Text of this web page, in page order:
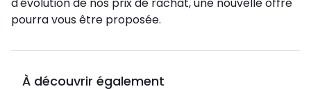
d'évolution de nos prix de rachat, une nouvelle offre
pourra vous être proposée.
À découvrir également